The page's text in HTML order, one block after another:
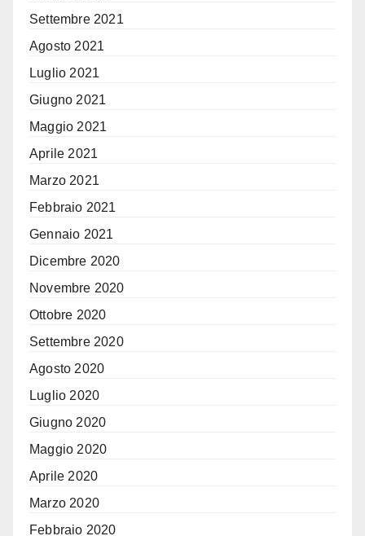
Settembre 2021
Agosto 2021
Luglio 2021
Giugno 2021
Maggio 2021
Aprile 2021
Marzo 2021
Febbraio 2021
Gennaio 2021
Dicembre 2020
Novembre 2020
Ottobre 2020
Settembre 2020
Agosto 2020
Luglio 2020
Giugno 2020
Maggio 2020
Aprile 2020
Marzo 2020
Febbraio 2020